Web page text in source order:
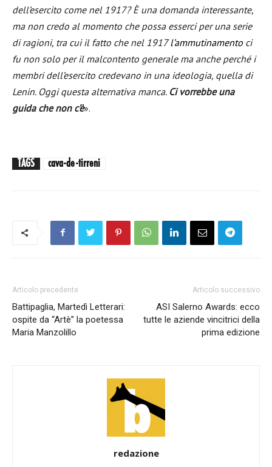
dell’esercito come nel 1917? È una domanda interessante,
ma non credo al momento che possa esserci per una serie
di ragioni, tra cui il fatto che nel 1917l’ammutinamento ci
fu non solo per il malcontento generale ma anche perché i
membri dell’esercito credevano in una ideologia, quella di
Lenin. Oggi questa alternativa manca. Ci vorrebbe una
guida che non c’è».
TAGS cava-de-tirreni
Articolo precedente
Battipaglia, Martedì Letterari:
ospite da “Artè” la poetessa
Maria Manzolillo
Articolo successivo
ASI Salerno Awards: ecco
tutte le aziende vincitrici della
prima edizione
redazione